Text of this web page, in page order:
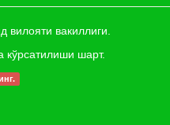
вакиллиги.
шарт.